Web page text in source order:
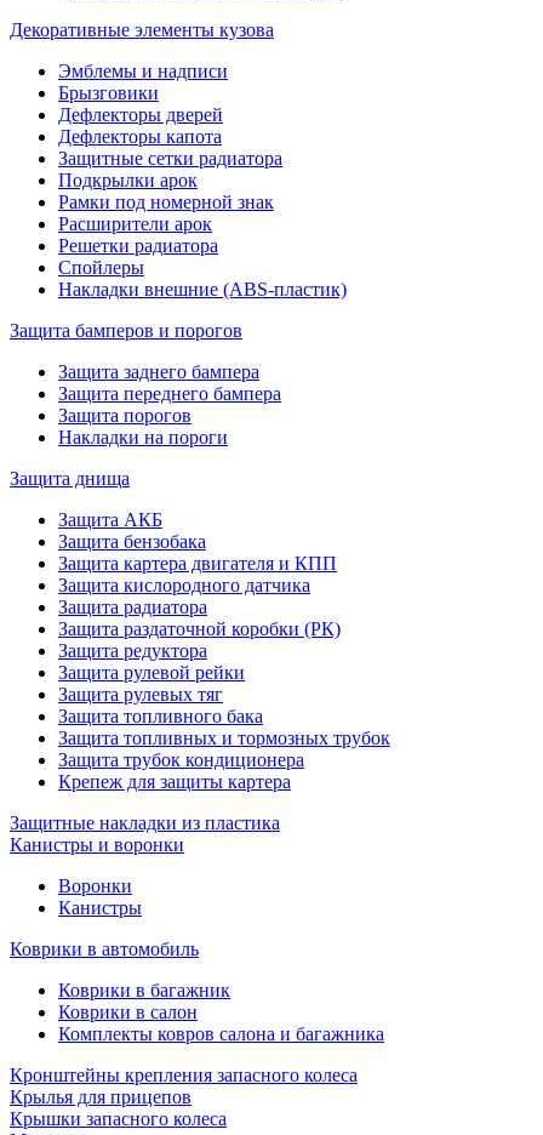
Декоративные элементы кузова
Эмблемы и надписи
Брызговики
Дефлекторы дверей
Дефлекторы капота
Защитные сетки радиатора
Подкрылки арок
Рамки под номерной знак
Расширители арок
Решетки радиатора
Спойлеры
Накладки внешние (ABS-пластик)
Защита бамперов и порогов
Защита заднего бампера
Защита переднего бампера
Защита порогов
Накладки на пороги
Защита днища
Защита АКБ
Защита бензобака
Защита картера двигателя и КПП
Защита кислородного датчика
Защита радиатора
Защита раздаточной коробки (РК)
Защита редуктора
Защита рулевой рейки
Защита рулевых тяг
Защита топливного бака
Защита топливных и тормозных трубок
Защита трубок кондиционера
Крепеж для защиты картера
Защитные накладки из пластика
Канистры и воронки
Воронки
Канистры
Коврики в автомобиль
Коврики в багажник
Коврики в салон
Комплекты ковров салона и багажника
Кронштейны крепления запасного колеса
Крылья для прицепов
Крышки запасного колеса